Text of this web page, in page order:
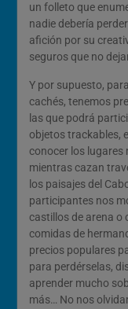
un folleto que
nadie debería
afición por su
seguros que no
Y por supuesto,
cachés, tenemos
las que podrá
objetos trackables,
conocer los lugares
mientras cazan
los paisajes del
participantes nos
castillos de arena o
comidas de
precios populares
para perdérselas,
aprender mucho
más… No nos